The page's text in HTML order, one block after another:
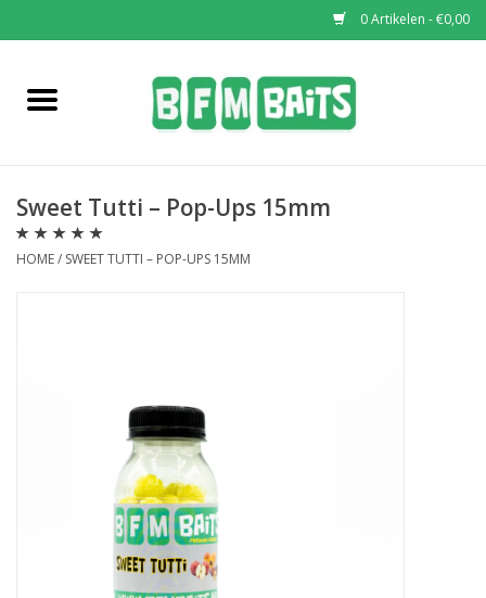
0 Artikelen - €0,00
Home
Pop-Ups
Partikels & Pellets
Sweet Tutti – Pop-Ups 15mm
HOME/ SWEET TUTTI – POP-UPS 15MM